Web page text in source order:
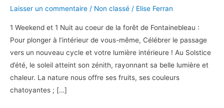
Laisser un commentaire / Non classé / Elise Ferran
1 Weekend et 1 Nuit au coeur de la forêt de Fontainebleau :
Pour plonger à l’intérieur de vous-même, Célébrer le passage
vers un nouveau cycle et votre lumière intérieure ! Au Solstice
d’été, le soleil atteint son zénith, rayonnant sa belle lumière et
chaleur. La nature nous offre ses fruits, ses couleurs
chatoyantes ; […]
forêt
de
Fontainebleau